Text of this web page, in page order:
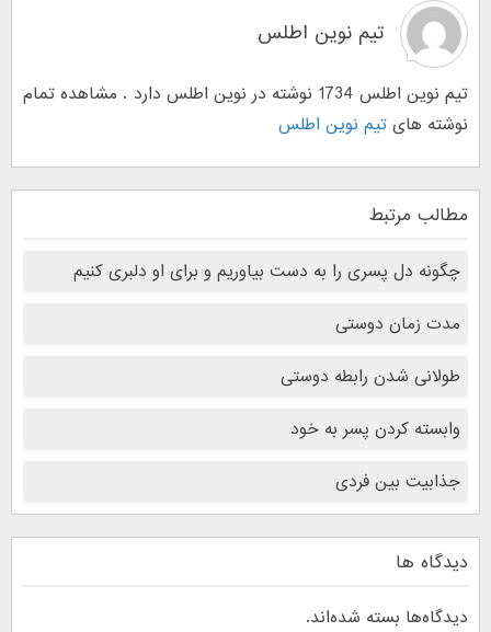
تیم نوین اطلس
تیم نوین اطلس 1734 نوشته در نوین اطلس دارد . مشاهده تمام
نوشته های تیم نوین اطلس
مطالب مرتبط
چگونه دل پسری را به دست بیاوریم و برای او دلبری کنیم
مدت زمان دوستی
طولانی شدن رابطه دوستی
وابسته کردن پسر به خود
جذابیت بین فردی
دیدگاه ها
دیدگاه‌ها بسته شده‌اند.